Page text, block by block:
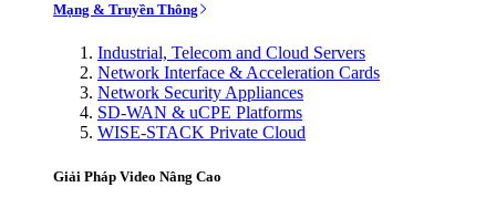
Mạng & Truyền Thông
Industrial, Telecom and Cloud Servers
Network Interface & Acceleration Cards
Network Security Appliances
SD-WAN & uCPE Platforms
WISE-STACK Private Cloud
Giải Pháp Video Nâng Cao